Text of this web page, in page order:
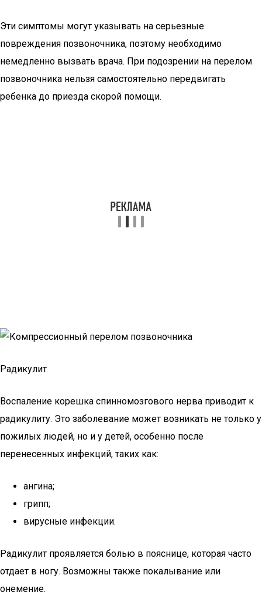
Эти симптомы могут указывать на серьезные
повреждения позвоночника, поэтому необходимо
немедленно вызвать врача. При подозрении на перелом
позвоночника нельзя самостоятельно передвигать
ребенка до приезда скорой помощи.
Радикулит
Воспаление корешка спинномозгового нерва приводит к
радикулиту. Это заболевание может возникать не только у
пожилых людей, но и у детей, особенно после
перенесенных инфекций, таких как:
ангина;
грипп;
вирусные инфекции.
Радикулит проявляется болью в пояснице, которая часто
отдает в ногу. Возможны также покалывание или
онемение.